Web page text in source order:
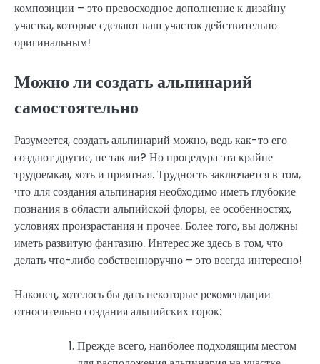
композиции – это превосходное дополнение к дизайну
участка, которые сделают ваш участок действительно
оригинальным!
Можно ли создать альпинарий
самостоятельно
Разумеется, создать альпинарий можно, ведь как-то его
создают другие, не так ли? Но процедура эта крайне
трудоемкая, хоть и приятная. Трудность заключается в том,
что для создания альпинария необходимо иметь глубокие
познания в области альпийской флоры, ее особенностях,
условиях произрастания и прочее. Более того, вы должны
иметь развитую фантазию. Интерес же здесь в том, что
делать что-либо собственноручно – это всегда интересно!
Наконец, хотелось бы дать некоторые рекомендации
относительно создания альпийских горок:
Прежде всего, наиболее подходящим местом